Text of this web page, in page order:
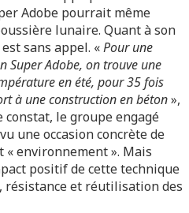
Adobe pourrait même
lunaire. Quant à son
sans appel. «Pour une
Super Adobe, on trouve une
en été, pour 35 fois
à une construction en béton»,
constat, le groupe engagé
une occasion concrète de
environnement ». Mais
positif de cette technique
résistance et réutilisation des